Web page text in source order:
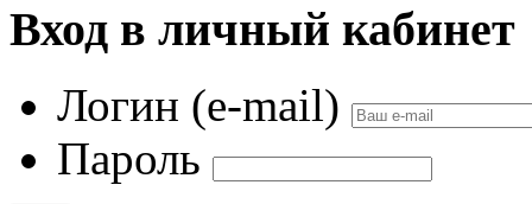
Вход в личный кабинет
Логин (e-mail)
Пароль